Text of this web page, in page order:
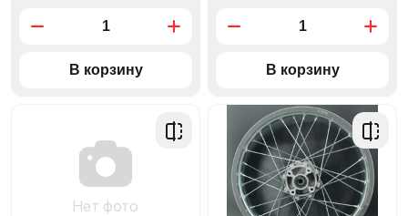
Добавить
Нет фото
в